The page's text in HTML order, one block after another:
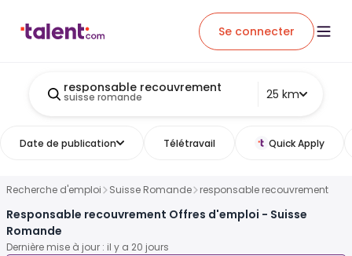
Se connecter
responsable recouvrement
suisse romande 25 km
Date de publication Télétravail Quick Apply
Recherche d'emploi Suisse Romande responsable recouvrement
Responsable recouvrement Offres d'emploi - Suisse
Romande
Dernière mise à jour : il y a 20 jours